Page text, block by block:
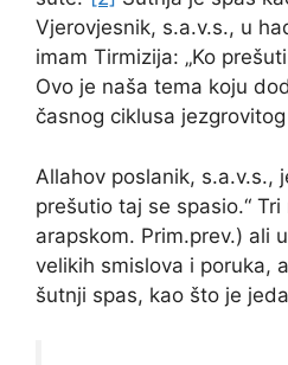
Vjerovjesnik, s.a.v.s., u
imam Tirmizija: „Ko
Ovo je naša tema koju
časnog ciklusa
Allahov poslanik, s.a.v.s.,
prešutio taj se spasio.“
arapskom. Prim.prev.) ali
velikih smislova i poruka,
šutnji spas, kao što je